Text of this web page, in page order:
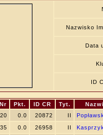
Nazwisko
Data
ID
Nr Pkt. ID CR Tyt.
20 0.0 20872 II
35 0.0 26958 II